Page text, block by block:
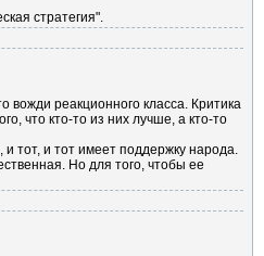
стратегия".
вожди реакционного класса. Критика
что кто-то из них лучше, а кто-то
тот, и тот имеет поддержку народа.
Но для того, чтобы ее